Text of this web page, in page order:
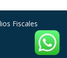
Fiscales